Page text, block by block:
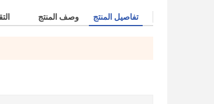
تفاصيل المنتج وصف المنتج